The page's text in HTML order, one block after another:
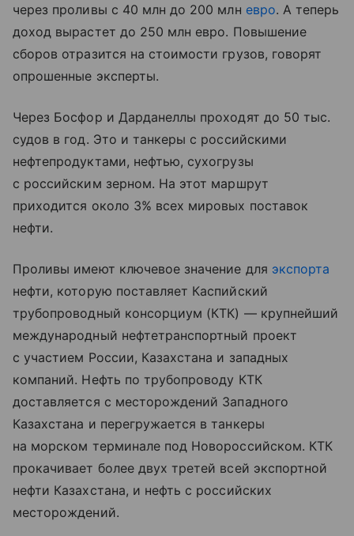
через проливы с 40 млн до 200 млн евро. А теперь
доход вырастет до 250 млн евро. Повышение
сборов отразится на стоимости грузов, говорят
опрошенные эксперты.
Через Босфор и Дарданеллы проходят до 50 тыс.
судов в год. Это и танкеры с российскими
нефтепродуктами, нефтью, сухогрузы
с российским зерном. На этот маршрут
приходится около 3% всех мировых поставок
нефти.
Проливы имеют ключевое значение для экспорта
нефти, которую поставляет Каспийский
трубопроводный консорциум (КТК) — крупнейший
международный нефтетранспортный проект
с участием России, Казахстана и западных
компаний. Нефть по трубопроводу КТК
доставляется с месторождений Западного
Казахстана и перегружается в танкеры
на морском терминале под Новороссийском. КТК
прокачивает более двух третей всей экспортной
нефти Казахстана, и нефть с российских
месторождений.